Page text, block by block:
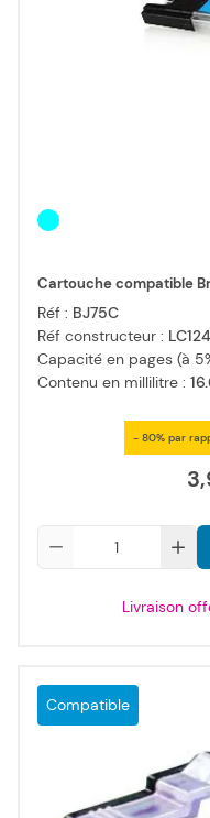
Cartouche compatible
Réf : BJ75C
Réf constructeur :
Capacité en pages (à
Contenu en millilitre :
- 80% par
Livraison
Compatible